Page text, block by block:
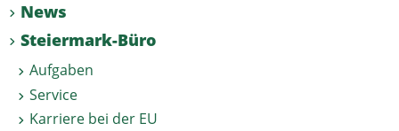
News
Steiermark-Büro
Aufgaben
Service
Karriere bei der EU